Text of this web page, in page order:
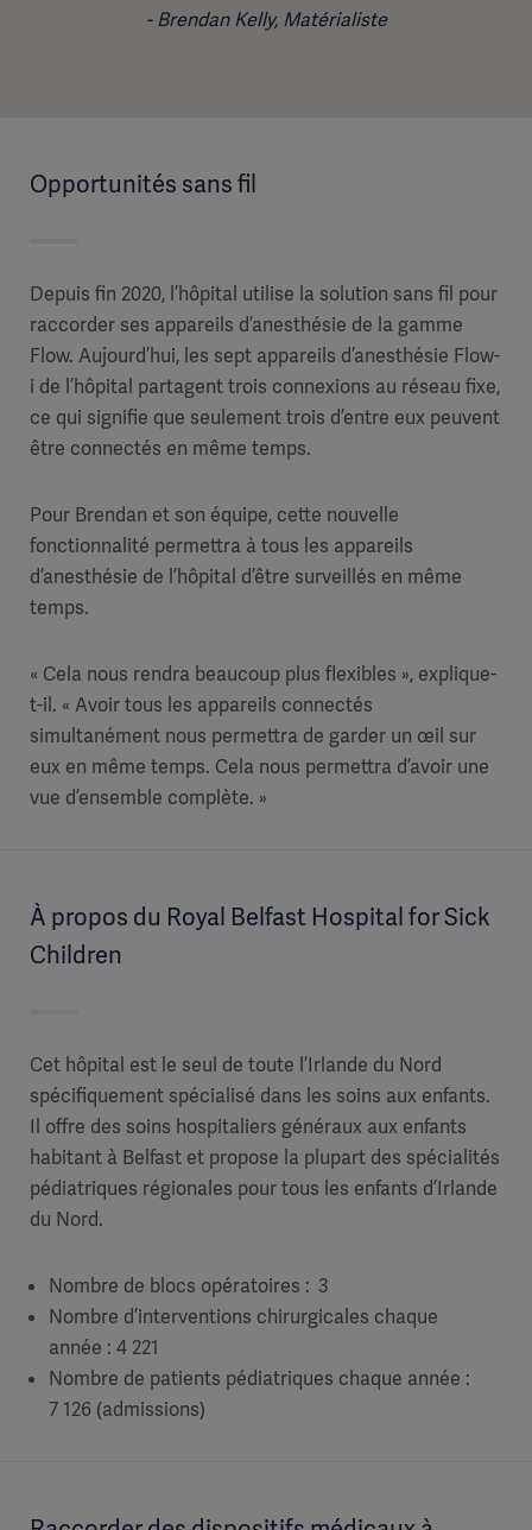
Brendan Kelly, Matérialiste
Opportunités sans fil
Depuis fin 2020, l’hôpital utilise la solution sans fil pour
raccorder ses appareils d’anesthésie de la gamme
Flow. Aujourd’hui, les sept appareils d’anesthésie Flow-
i de l’hôpital partagent trois connexions au réseau fixe,
ce qui signifie que seulement trois d’entre eux peuvent
être connectés en même temps.
Pour Brendan et son équipe, cette nouvelle
fonctionnalité permettra à tous les appareils
d’anesthésie de l’hôpital d’être surveillés en même
temps.
« Cela nous rendra beaucoup plus flexibles », explique-
t-il. « Avoir tous les appareils connectés
simultanément nous permettra de garder un œil sur
eux en même temps. Cela nous permettra d’avoir une
vue d’ensemble complète. »
À propos du Royal Belfast Hospital for Sick
Children
Cet hôpital est le seul de toute l’Irlande du Nord
spécifiquement spécialisé dans les soins aux enfants.
Il offre des soins hospitaliers généraux aux enfants
habitant à Belfast et propose la plupart des spécialités
pédiatriques régionales pour tous les enfants d’Irlande
du Nord.
Nombre de blocs opératoires : 3
Nombre d’interventions chirurgicales chaque
année : 4 221
Nombre de patients pédiatriques chaque année :
7 126 (admissions)